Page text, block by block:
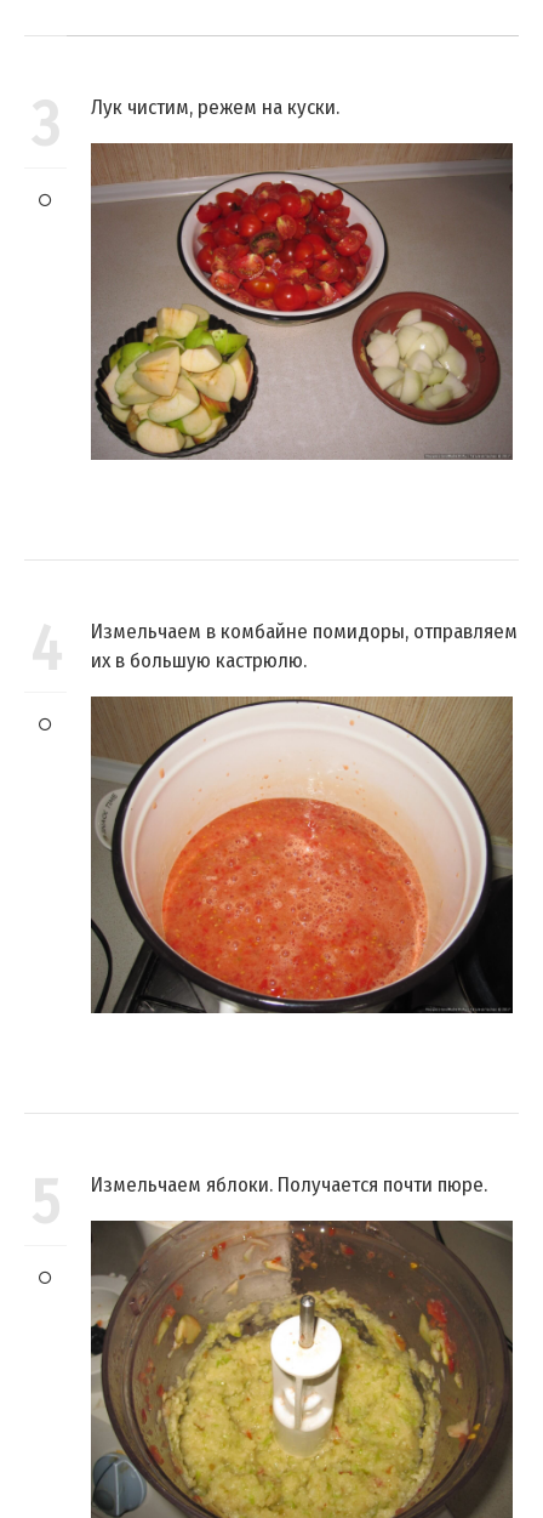
3 Лук чистим, режем на куски.
4
Измельчаем в комбайне помидоры, отправляем
их в большую кастрюлю.
5 Измельчаем яблоки. Получается почти пюре.